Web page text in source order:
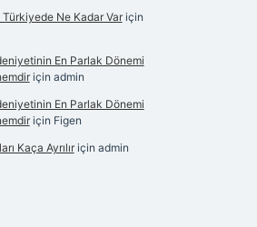
Türkiyede Ne Kadar Variçin
En Parlak Dönemi
için admin
En Parlak Dönemi
için Figen
Kaça Ayrılıriçin admin